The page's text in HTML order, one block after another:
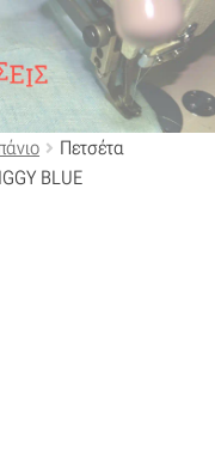
Πετσέτα
BLUE